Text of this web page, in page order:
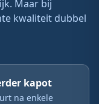
Maar bij
kwaliteit dubbel
kapot
na enkele